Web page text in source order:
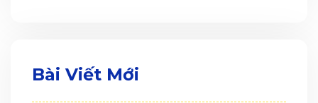
Bài Viết Mới